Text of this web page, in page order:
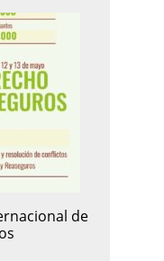
de